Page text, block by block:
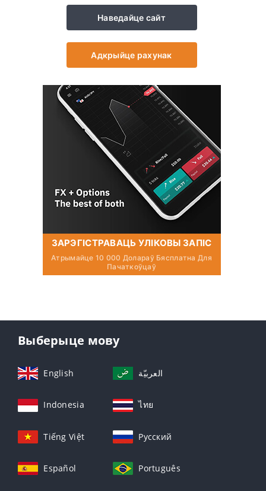
Наведайце сайт
Адкрыйце рахунак
ЗАРЭГІСТРАВАЦЬ УЛІКОВЫ ЗАПІС
Атрымайце 10 000 Долараў Бясплатна Для
Пачаткоўцаў
Выберыце мову
English العربيّة
Indonesia ไทย
Tiếng Việt Русский
Español Português